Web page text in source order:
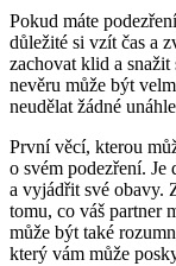
Pokud máte
důležité si vzít čas a
zachovat klid a snažit
nevěru může být
neudělat žádné
První věcí, kterou
o svém podezření.
a vyjádřit své obavy.
tomu, co váš partner
může být také
který vám může